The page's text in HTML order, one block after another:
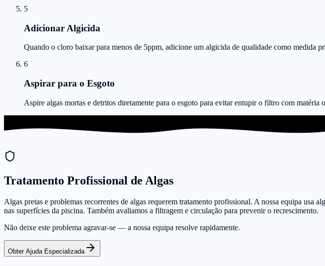
5
Adicionar Algicida
Quando o cloro baixar para menos de 5ppm, adicione um algicida de qualidade como medida
6
Aspirar para o Esgoto
Aspire algas mortas e detritos diretamente para o esgoto para evitar entupir o filtro com matéria
Tratamento Profissional de Algas
Algas pretas e problemas recorrentes de algas requerem tratamento profissional. A nossa equipa usa
nas superfícies da piscina. Também avaliamos a filtragem e circulação para prevenir o recrescimento.
Não deixe este problema agravar-se — a nossa equipa resolve rapidamente.
Obter Ajuda Especializada